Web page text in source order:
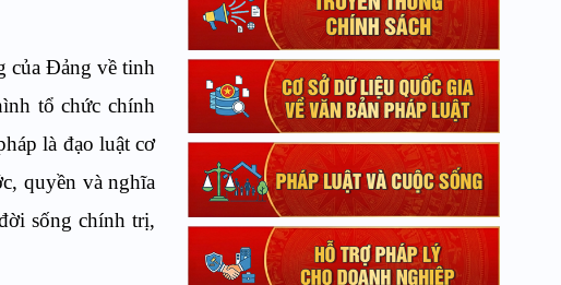
của Đảng về tinh
tổ chức chính
là đạo luật cơ
quyền và nghĩa
sống chính trị,